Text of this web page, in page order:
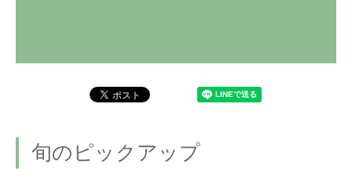
旬のピックアップ